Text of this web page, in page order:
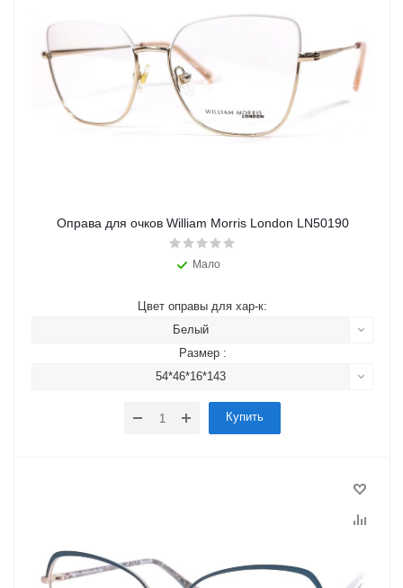
Оправа для очков William Morris London LN50190
Мало
Цвет оправы для хар-к:
Белый
Размер :
54*46*16*143
Купить